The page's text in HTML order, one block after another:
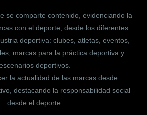
se comparte contenido, evidenciando la
con el deporte, desde los diferentes
deportiva: clubes, atletas, eventos,
marcas para la práctica deportiva y
deportivos.
la actualidad de las marcas desde
destacando la responsabilidad social
desde el deporte.